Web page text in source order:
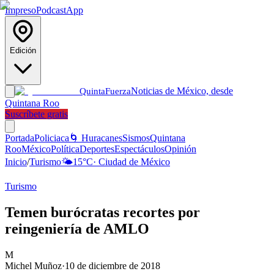
ImpresoPodcastApp
Edición
QuintaFuerzaNoticias de México, desde
Quintana Roo
Suscríbete gratis
PortadaPoliciaca 🌀 HuracanesSismosQuintana
RooMéxicoPolíticaDeportesEspectáculosOpinión
Inicio/Turismo🌤️15°C· Ciudad de México
Turismo
Temen burócratas recortes por
reingeniería de AMLO
M
Michel Muñoz·10 de diciembre de 2018